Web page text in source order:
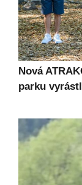
Nová
parku